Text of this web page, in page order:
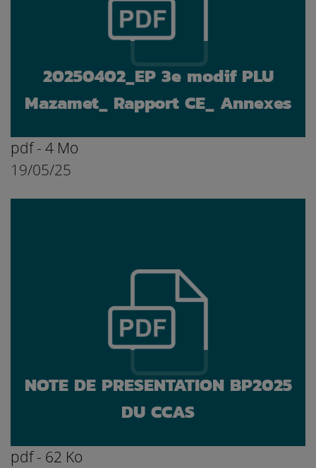
20250402_EP 3e modif PLU
Mazamet_ Rapport CE_ Annexes
pdf - 4 Mo
19/05/25
NOTE DE PRESENTATION BP2025
DU CCAS
pdf - 62 Ko